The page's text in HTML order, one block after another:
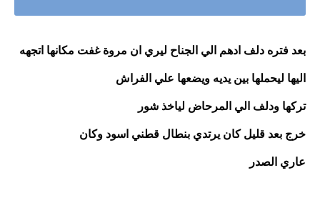
اليها ليحملها بين يديه ويضعها علي الفراش
تركها ودلف الي المرحاض لياخذ شور
خرج بعد قليل كان يرتدي بنطال قطني اسود وكان
عاري الصدر